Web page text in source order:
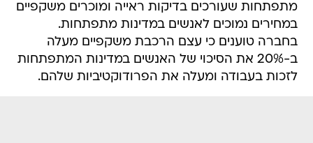
מתפתחות שעורכים בדיקות ראייה ומוכרים משקפיים
במחירים נמוכים לאנשים במדינות מתפתחות.
בחברה טוענים כי עצם הרכבת משקפיים מעלה
ב-20% את הסיכוי של האנשים במדינות המתפתחות
לזכות בעבודה ומעלה את הפרודוקטיביות שלהם.